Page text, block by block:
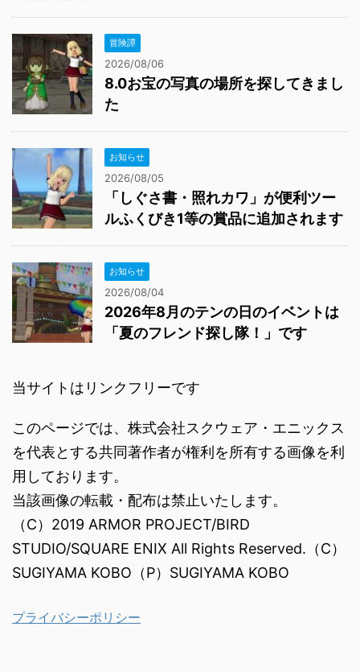
冒険譚
2026/08/06
8.0お宝の写真の場所を探してきまし
た
お知らせ
2026/08/05
「しぐさ書・照れカワ」が便利ツー
ルふくびき1等の賞品に追加されます
お知らせ
2026/08/04
2026年8月のテンの日のイベントは
「夏のフレンド探し隊！」です
当サイトはリンクフリーです
このページでは、株式会社スクウェア・エニックス
を代表とする共同著作者が権利を所有する画像を利
用しております。
当該画像の転載・配布は禁止いたします。
（C）2019 ARMOR PROJECT/BIRD
STUDIO/SQUARE ENIX All Rights Reserved.（C）
SUGIYAMA KOBO（P）SUGIYAMA KOBO
プライバシーポリシー